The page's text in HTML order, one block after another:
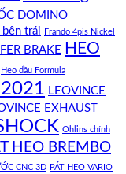
DOMINO
trái Frando 4pis Nickel
BRAKE HEO
Heo dầu Formula
2021 LEOVINCE
EXHAUST
Ohlins chính
HEO BREMBO
CNC 3D PÁT HEO VARIO